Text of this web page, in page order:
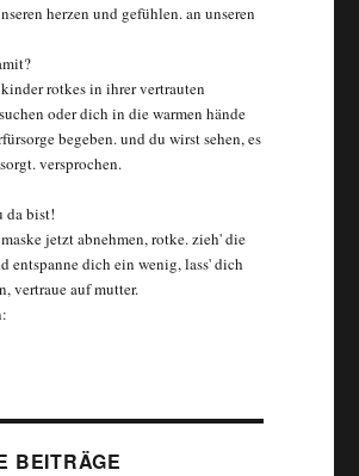
herzen und gefühlen. an unseren
rotkes in ihrer vertrauten
oder dich in die warmen hände
begeben. und du wirst sehen, es
versprochen.
da bist!
jetzt abnehmen, rotke. zieh' die
entspanne dich ein wenig, lass' dich
vertraue auf mutter.
BEITRÄGE